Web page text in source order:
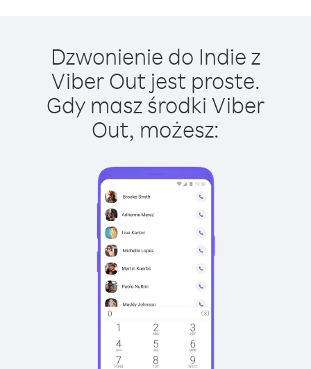
Dzwonienie do Indie z
Viber Out jest proste.
Gdy masz środki Viber
Out, możesz: